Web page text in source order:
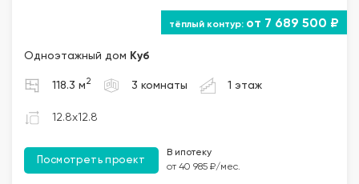
от 7 689 500 ₽
Одноэтажный дом Куб
118.3 м 2 3 комнаты 1 этаж
12.8x12.8
Посмотреть проект
В ипотеку
от 40 985 ₽/мес.